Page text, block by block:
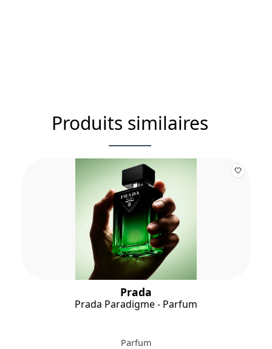
Produits similaires
Prada
Prada Paradigme - Parfum
Parfum